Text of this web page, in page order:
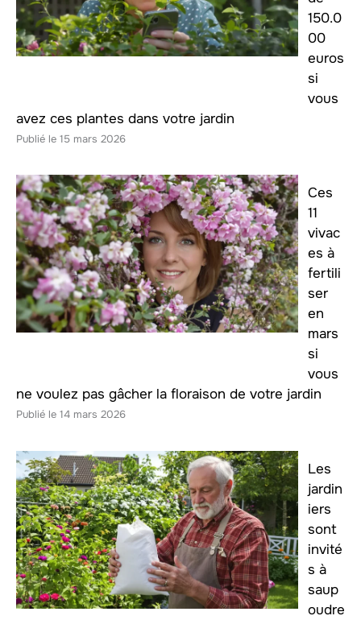
150.0
00
euros
si
vous
avez ces plantes dans votre jardin
15 mars 2026
Ces
11
vivac
es à
fertili
ser
en
mars
si
vous
ne voulez pas gâcher la floraison de votre jardin
14 mars 2026
Les
jardin
iers
sont
invité
s à
saup
oudre